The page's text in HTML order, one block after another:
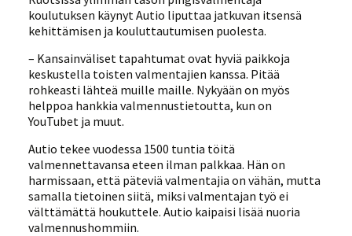
koulutuksen käynyt Autio liputtaa jatkuvan itsensä
kehittämisen ja kouluttautumisen puolesta.
– Kansainväliset tapahtumat ovat hyviä paikkoja
keskustella toisten valmentajien kanssa. Pitää
rohkeasti lähteä muille maille. Nykyään on myös
helppoa hankkia valmennustietoutta, kun on
YouTubet ja muut.
Autio tekee vuodessa 1500 tuntia töitä
valmennettavansa eteen ilman palkkaa. Hän on
harmissaan, että päteviä valmentajia on vähän, mutta
samalla tietoinen siitä, miksi valmentajan työ ei
välttämättä houkuttele. Autio kaipaisi lisää nuoria
valmennushommiin.